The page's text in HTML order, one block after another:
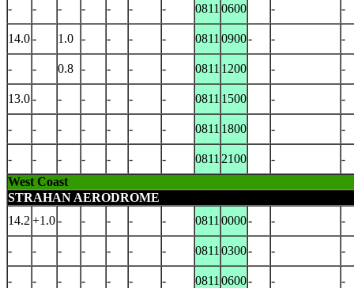
- - - - - - - 0811 0600 - -
14.0- 1.0 - - - - 0811 0900- - -
- - 0.8 - - - - 0811 1200 - -
13.0- - - - - - 0811 1500 - -
- - - - - - - 0811 1800 - -
- - - - - - - 0811 2100 -
-
West Coast
STRAHAN AERODROME
14.2 +1.0- - - - - 0811 0000- - -
- - - - - - - 0811 0300- - -
- - - - - - - 0811 0600- - -